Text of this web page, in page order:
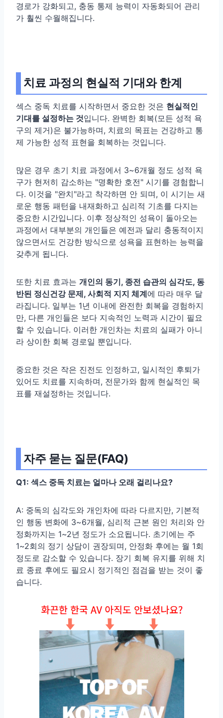
경로가 강화되고, 충동 통제 능력이 자동화되어 관리
가 훨씬 수월해집니다.
치료 과정의 현실적 기대와 한계
섹스 중독 치료를 시작하면서 중요한 것은 현실적인
기대를 설정하는 것입니다. 완벽한 회복(모든 성적 욕
구의 제거)은 불가능하며, 치료의 목표는 건강하고 통
제 가능한 성적 표현을 회복하는 것입니다.
많은 경우 초기 치료 과정에서 3~6개월 정도 성적 욕
구가 현저히 감소하는 "명확한 호전" 시기를 경험합니
다. 이것을 "완치"라고 착각하면 안 되며, 이 시기는 새
로운 행동 패턴을 내재화하고 심리적 기초를 다지는
중요한 시간입니다. 이후 정상적인 성욕이 돌아오는
과정에서 대부분의 개인들은 예전과 달리 충동적이지
않으면서도 건강한 방식으로 성욕을 표현하는 능력을
갖추게 됩니다.
또한 치료 효과는 개인의 동기, 종전 습관의 심각도, 동
반된 정신건강 문제, 사회적 지지 체계에 따라 매우 달
라집니다. 일부는 1년 이내에 완전한 회복을 경험하지
만, 다른 개인들은 보다 지속적인 노력과 시간이 필요
할 수 있습니다. 이러한 개인차는 치료의 실패가 아니
라 상이한 회복 경로일 뿐입니다.
중요한 것은 작은 진전도 인정하고, 일시적인 후퇴가
있어도 치료를 지속하며, 전문가와 함께 현실적인 목
표를 재설정하는 것입니다.
자주 묻는 질문(FAQ)
Q1: 섹스 중독 치료는 얼마나 오래 걸리나요?
A: 중독의 심각도와 개인차에 따라 다르지만, 기본적
인 행동 변화에 3~6개월, 심리적 근본 원인 처리와 안
정화까지는 1~2년 정도가 소요됩니다. 초기에는 주
1~2회의 정기 상담이 권장되며, 안정화 후에는 월 1회
정도로 감소할 수 있습니다. 장기 회복 유지를 위해 치
료 종료 후에도 필요시 정기적인 점검을 받는 것이 좋
습니다.